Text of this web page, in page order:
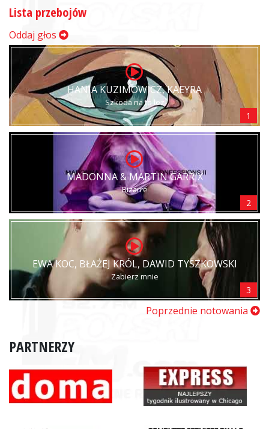
Lista przebojów
Oddaj głos
HANIA KUZIMOWICZ, KAEYRA
Szkoda na to łez
1
MADONNA & MARTIN GARRIX
Bizarre
2
EWA KOC, BŁAŻEJ KRÓL, DAWID TYSZKOWSKI
Zabierz mnie
3
Poprzednie notowania
PARTNERZY